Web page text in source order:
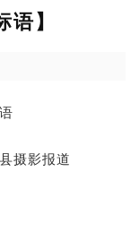
】
摄影报道